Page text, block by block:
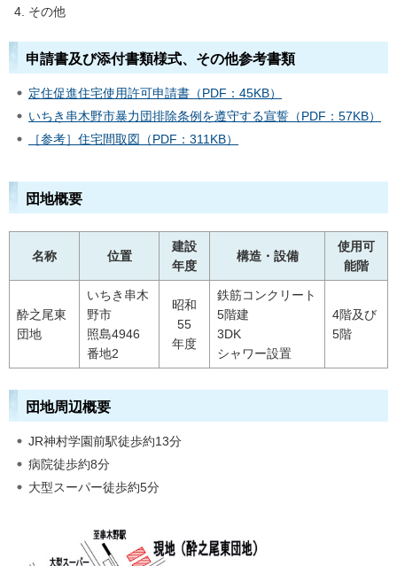
その他
申請書及び添付書類様式、その他参考書類
定住促進住宅使用許可申請書（PDF：45KB）
いちき串木野市暴力団排除条例を遵守する宣誓（PDF：57KB）
［参考］住宅間取図（PDF：311KB）
団地概要
名称 位置
建設
年度
構造・設備
使用可
能階
酔之尾東
団地
いちき串木
野市
照島4946
番地2
昭和
55
年度
鉄筋コンクリート
5階建
3DK
シャワー設置
4階及び
5階
団地周辺概要
JR神村学園前駅徒歩約13分
病院徒歩約8分
大型スーパー徒歩約5分